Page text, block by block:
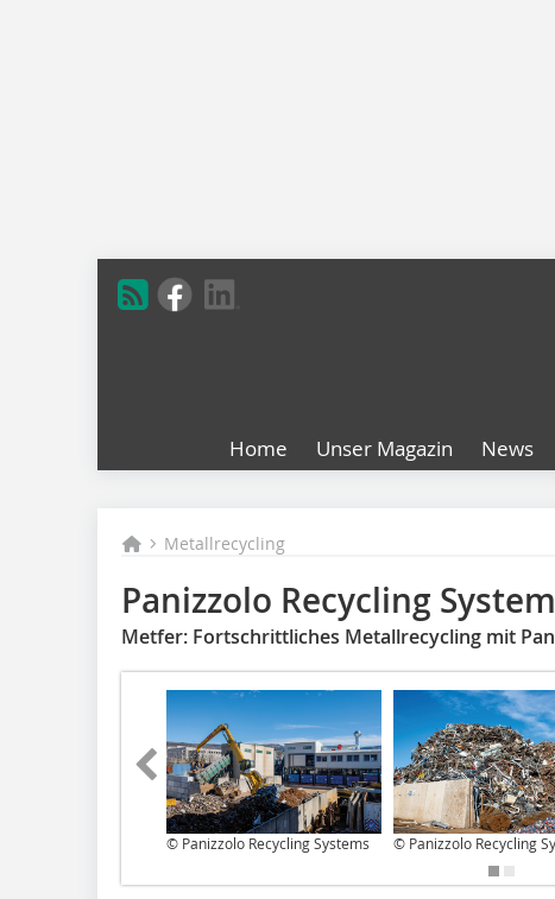
Home Unser Magazin News
Metallrecycling
Panizzolo Recycling
Metfer: Fortschrittliches Metallrecycling mit
© Panizzolo Recycling Systems © Panizzolo Recycling